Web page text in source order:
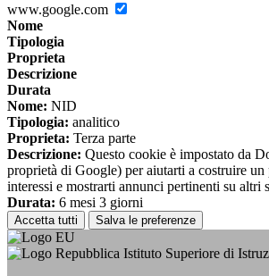
www.google.com
Nome
Tipologia
Proprieta
Descrizione
Durata
Nome: NID
Tipologia: analitico
Proprieta: Terza parte
Descrizione: Questo cookie è impostato da
proprietà di Google) per aiutarti a costruire
interessi e mostrarti annunci pertinenti su altri
Durata: 6 mesi 3 giorni
Accetta tutti Salva le preferenze
Istituto Superiore di